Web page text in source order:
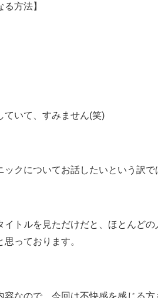
る方法】
ていて、すみません(笑)
ックについてお話したいという訳で
イトルを見ただけだと、ほとんど
っております。
容なので、今回は不快感を感じる